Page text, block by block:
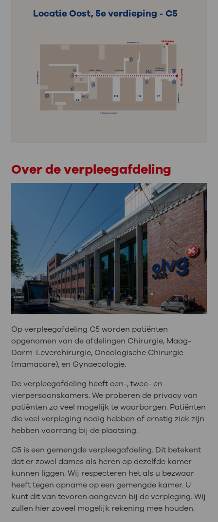
Locatie Oost, 5e verdieping - C5
Over de verpleegafdeling
Op verpleegafdeling C5 worden patiënten
opgenomen van de afdelingen Chirurgie, Maag-
Darm-Leverchirurgie, Oncologische Chirurgie
(mamacare), en Gynaecologie.
De verpleegafdeling heeft een-, twee- en
vierpersoonskamers. We proberen de privacy van
patiënten zo veel mogelijk te waarborgen. Patiënten
die veel verpleging nodig hebben of ernstig ziek zijn
hebben voorrang bij de plaatsing.
C5 is een gemengde verpleegafdeling. Dit betekent
dat er zowel dames als heren op dezelfde kamer
kunnen liggen. Wij respecteren het als u bezwaar
heeft tegen opname op een gemengde kamer. U
kunt dit van tevoren aangeven bij de verpleging. Wij
zullen hier zoveel mogelijk rekening mee houden.